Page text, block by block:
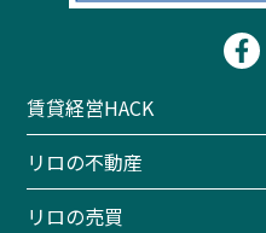
リロの不動産
賃貸経営HACK
リロの売買